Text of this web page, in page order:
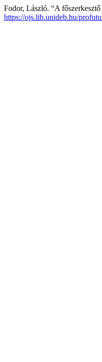
Fodor, László. “A főszerkesztő
https://ojs.lib.unideb.hu/